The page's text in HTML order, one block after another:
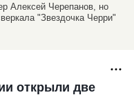
Алексей Черепанов
в результате несчастного
открыли две